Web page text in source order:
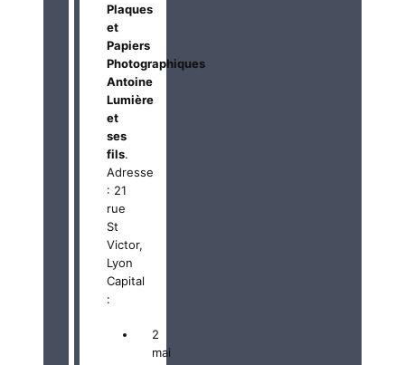
Plaques
et
Papiers
Photographiques
Antoine
Lumière
et
ses
fils.
Adresse
: 21
rue
St
Victor,
Lyon
Capital
:
2
mai